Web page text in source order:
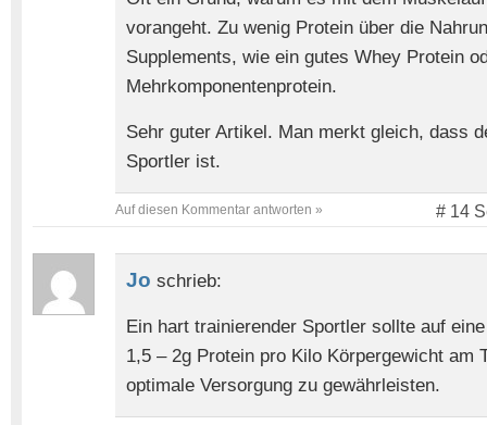
vorangeht. Zu wenig Protein über die
Supplements, wie ein gutes Whey Protein
Mehrkomponentenprotein.
Sehr guter Artikel. Man merkt gleich, dass
Sportler ist.
Auf diesen Kommentar antworten » # 14
Jo schrieb:
Ein hart trainierender Sportler sollte auf
1,5 – 2g Protein pro Kilo Körpergewicht am
optimale Versorgung zu gewährleisten.